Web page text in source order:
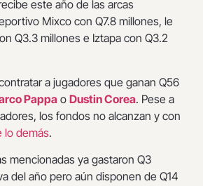
este año de las arcas
Mixco con Q7.8 millones, le
Q3.3 millones e Iztapa con Q3.2
a jugadores que ganan Q56
Pappa o Dustin Corea. Pese a
los fondos no alcanzan y con
lo demás.
mencionadas ya gastaron Q3
del año pero aún disponen de Q14